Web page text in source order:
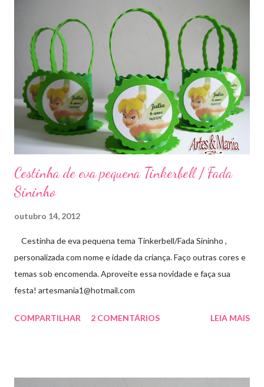
Cestinha de eva pequena Tinkerbell / Fada
Sininho
outubro 14, 2012
Cestinha de eva pequena tema Tinkerbell/Fada Sininho ,
personalizada com nome e idade da criança. Faço outras cores e
temas sob encomenda. Aproveite essa novidade e faça sua
festa! artesmania1@hotmail.com
COMPARTILHAR 2 COMENTÁRIOS LEIA MAIS